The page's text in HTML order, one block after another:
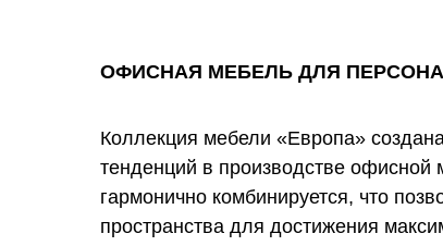
ОФИСНАЯ МЕБЕЛЬ ДЛЯ
Коллекция мебели «Европа»
тенденций в производстве офисной
гармонично комбинируется, что
пространства для достижения